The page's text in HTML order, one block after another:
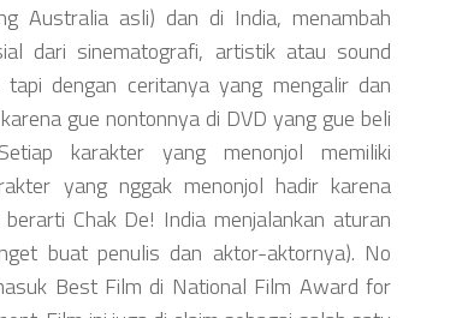
Australia asli) dan di India, menambah
dari sinematografi, artistik atau sound
dengan ceritanya yang mengalir dan
gue nontonnya di DVD yang gue beli
karakter yang menonjol memiliki
yang nggak menonjol hadir karena
Chak De! India menjalankan aturan
buat penulis dan aktor-aktornya). No
Best Film di National Film Award for